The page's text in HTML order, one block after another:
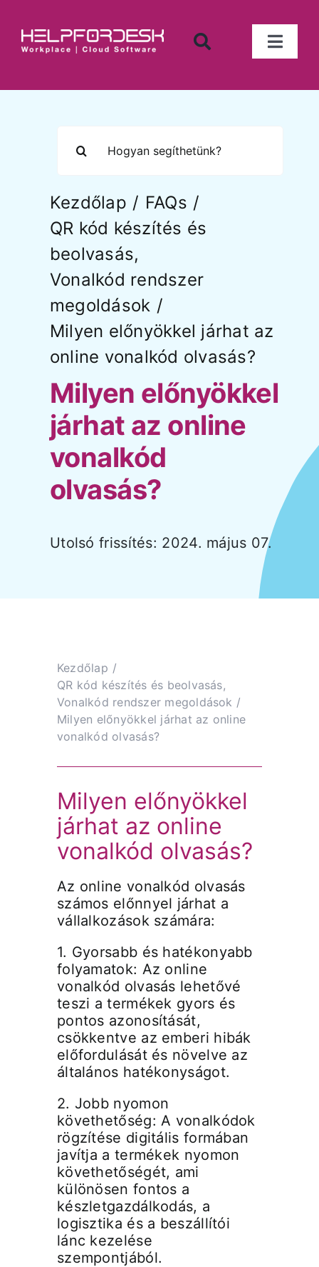
Tárgyi eszköz nyilvántartó
Készletnyilvántartó
Tárgyalófoglaló
Árak és vásárlás
Regisztráció
Támogatás
Kezdőlap
FAQs
QR kód készítés és
beolvasás
Vonalkód rendszer
megoldások
Milyen előnyökkel járhat az
online vonalkód olvasás?
Milyen előnyökkel
járhat az online
vonalkód
olvasás?
Utolsó frissítés: 2024. május 07.
Kezdőlap
QR kód készítés és beolvasás
Vonalkód rendszer megoldások
Milyen előnyökkel járhat az online
vonalkód olvasás?
Milyen előnyökkel
járhat az online
vonalkód olvasás?
Az online vonalkód olvasás
számos előnnyel járhat a
vállalkozások számára:
1. Gyorsabb és hatékonyabb
folyamatok: Az online
vonalkód olvasás lehetővé
teszi a termékek gyors és
pontos azonosítását,
csökkentve az emberi hibák
előfordulását és növelve az
általános hatékonyságot.
2. Jobb nyomon
követhetőség: A vonalkódok
rögzítése digitális formában
javítja a termékek nyomon
követhetőségét, ami
különösen fontos a
készletgazdálkodás, a
logisztika és a beszállítói
lánc kezelése
szempontjából.